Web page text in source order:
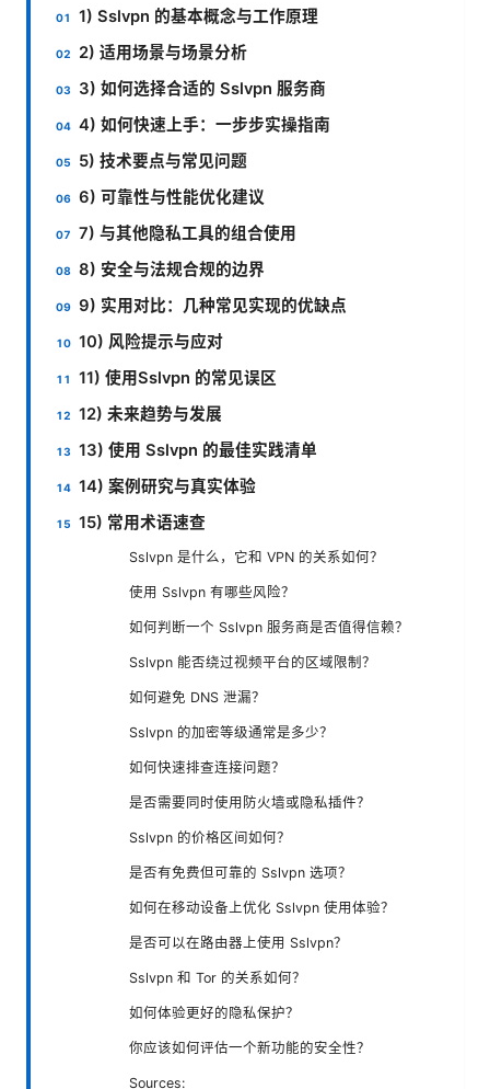
1) Sslvpn 的基本概念与工作原理
2) 适用场景与场景分析
3) 如何选择合适的 Sslvpn 服务商
4) 如何快速上手：一步步实操指南
5) 技术要点与常见问题
6) 可靠性与性能优化建议
7) 与其他隐私工具的组合使用
8) 安全与法规合规的边界
9) 实用对比：几种常见实现的优缺点
10) 风险提示与应对
11) 使用Sslvpn 的常见误区
12) 未来趋势与发展
13) 使用 Sslvpn 的最佳实践清单
14) 案例研究与真实体验
15) 常用术语速查
Sslvpn 是什么，它和 VPN 的关系如何？
使用 Sslvpn 有哪些风险？
如何判断一个 Sslvpn 服务商是否值得信赖？
Sslvpn 能否绕过视频平台的区域限制？
如何避免 DNS 泄漏？
Sslvpn 的加密等级通常是多少？
如何快速排查连接问题？
是否需要同时使用防火墙或隐私插件？
Sslvpn 的价格区间如何？
是否有免费但可靠的 Sslvpn 选项？
如何在移动设备上优化 Sslvpn 使用体验？
是否可以在路由器上使用 Sslvpn？
Sslvpn 和 Tor 的关系如何？
如何体验更好的隐私保护？
你应该如何评估一个新功能的安全性？
Sources: